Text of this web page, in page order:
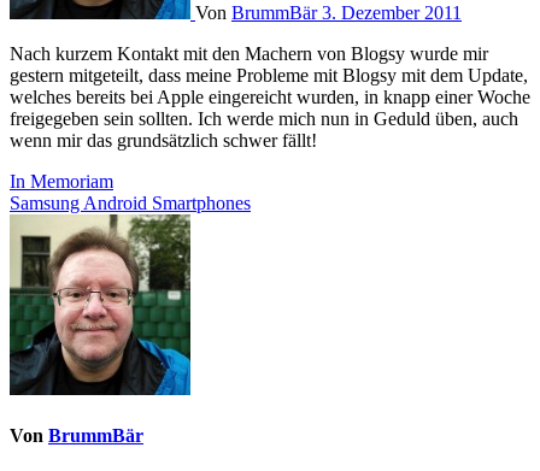
Von BrummBär3. Dezember 2011
Nach kurzem Kontakt mit den Machern von Blogsy wurde mir
gestern mitgeteilt, dass meine Probleme mit Blogsy mit dem Update,
welches bereits bei Apple eingereicht wurden, in knapp einer Woche
freigegeben sein sollten. Ich werde mich nun in Geduld üben, auch
wenn mir das grundsätzlich schwer fällt!
Beitragsnavigation
In Memoriam
Samsung Android Smartphones
Von BrummBär